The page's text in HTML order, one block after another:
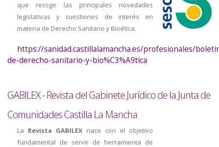
que recoge las principales novedades
legislativas y cuestiones de interés en
materia de Derecho Sanitario y Bioética.
https://sanidad.castillalamancha.es/profesionales/
de-derecho-sanitario-y-bio%C3%A9tica
GABILEX - Revista del Gabinete Jurídico de la Junta de
Comunidades Castilla La Mancha
La Revista GABILEX nace con el objetivo
fundamental de servir de herramienta de